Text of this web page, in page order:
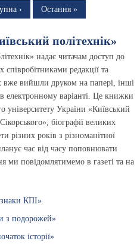
›
Остання
Остання »
політехнік»
надає читачам доступ до
редакції та
вже вийшли друком на папері, інші
варіанті. Це книжки
університету України «Київський
біографії великих
різних років з різноманітної
час від часу поповнювати
ми повідомлятимемо в газеті та на
КПІ»
з подорожей»
історії»